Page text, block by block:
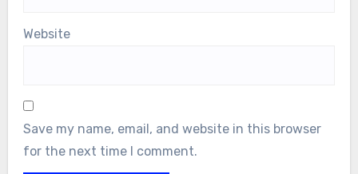
Website
Save my name, email, and website in this browser
for the next time I comment.